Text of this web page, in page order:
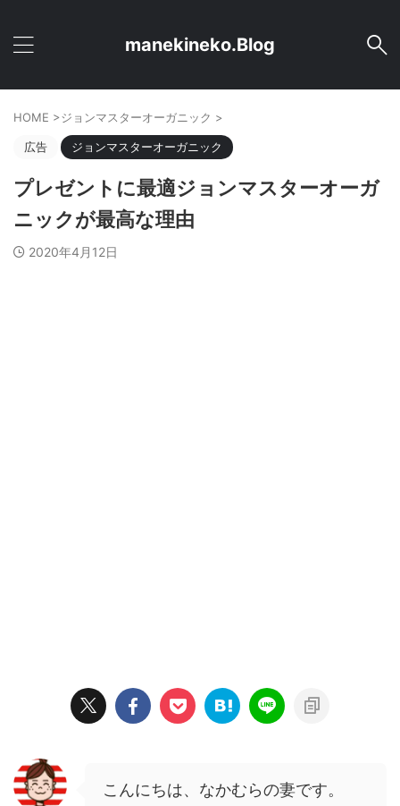
manekineko.Blog
HOME >ジョンマスターオーガニック >
広告 ジョンマスターオーガニック
プレゼントに最適ジョンマスターオーガ
ニックが最高な理由
2020年4月12日
こんにちは、なかむらの妻です。